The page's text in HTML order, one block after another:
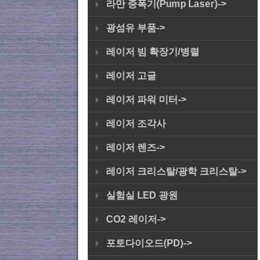
라만 증폭기(Pump Laser)->
광섬유 부품->
레이저 빔 확장기/병렬
레이저 고글
레이저 파워 미터->
레이저 조각사
레이저 렌즈->
레이저 크리스탈/광학 크리스탈->
실험실 LED 광원
CO2 레이저->
포토다이오드(PD)->